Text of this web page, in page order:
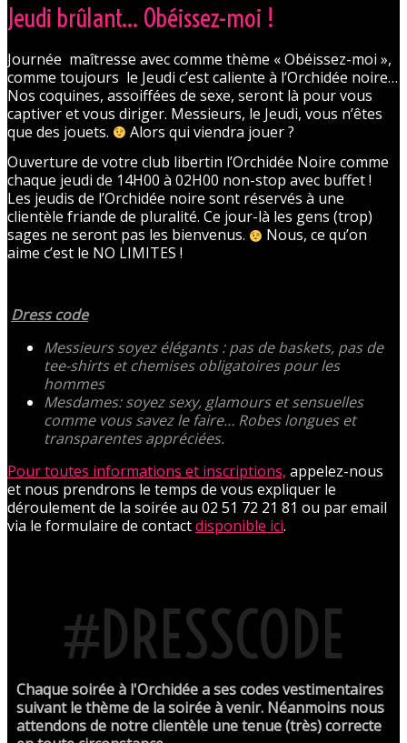
Jeudi brûlant… Obéissez-moi !
Journée maîtresse avec comme thème « Obéissez-moi »,
comme toujours le Jeudi c’est caliente à l’Orchidée noire…
Nos coquines, assoiffées de sexe, seront là pour vous
captiver et vous diriger. Messieurs, le Jeudi, vous n’êtes
que des jouets.
Alors qui viendra jouer ?
Ouverture de votre club libertin l’Orchidée Noire comme
chaque jeudi de 14H00 à 02H00 non-stop avec buffet !
Les jeudis de l’Orchidée noire sont réservés à une
clientèle friande de pluralité. Ce jour-là les gens (trop)
sages ne seront pas les bienvenus.
Nous, ce qu’on
aime c’est le NO LIMITES !
Dress code
Messieurs soyez élégants : pas de baskets, pas de
tee-shirts et chemises obligatoires pour les
hommes
Mesdames: soyez sexy, glamours et sensuelles
comme vous savez le faire… Robes longues et
transparentes appréciées.
Pour toutes informations et inscriptions, appelez-nous
et nous prendrons le temps de vous expliquer le
déroulement de la soirée au 02 51 72 21 81 ou par email
via le formulaire de contactdisponible ici.
#DRESSCODE
Chaque soirée à l'Orchidée a ses codes vestimentaires
suivant le thème de la soirée à venir. Néanmoins nous
attendons de notre clientèle une tenue (très) correcte